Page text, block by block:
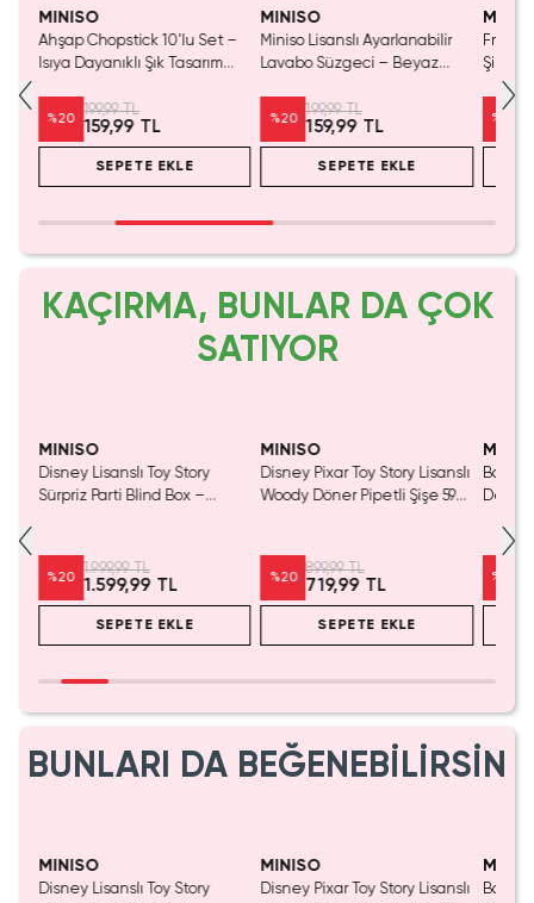
MINISO
Ahşap Chopstick 10'lu Set –
Isıya Dayanıklı Şık Tasarım
%20
199,99 TL
159,99 TL
SEPETE EKLE
MINISO
Miniso Lisanslı Ayarlanabilir
Lavabo Süzgeci – Beyaz
Yıkama ve Bulaşık Süzücü
37,8 Cm
%20
199,99 TL
159,99 TL
SEPETE EKLE
Şişe
%
KAÇIRMA, BUNLAR DA ÇOK
SATIYOR
MINISO
Disney Lisanslı Toy Story
Sürpriz Parti Blind Box –
%20
1.999,99 TL
1.599,99 TL
SEPETE EKLE
MINISO
Disney Pixar Toy Story Lisanslı
Woody Döner Pipetli Şişe 590
%20
899,99 TL
719,99 TL
SEPETE EKLE
Barbie
%
BUNLARI DA BEĞENEBİLİRSİN
MINISO
Disney Lisanslı Toy Story
MINISO
Disney Pixar Toy Story Lisanslı
Barbie